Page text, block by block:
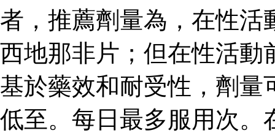
者，推薦劑量為，在性活
西地那非片；但在性活動
基於藥效和耐受性，劑量
低至。每日最多服用次。